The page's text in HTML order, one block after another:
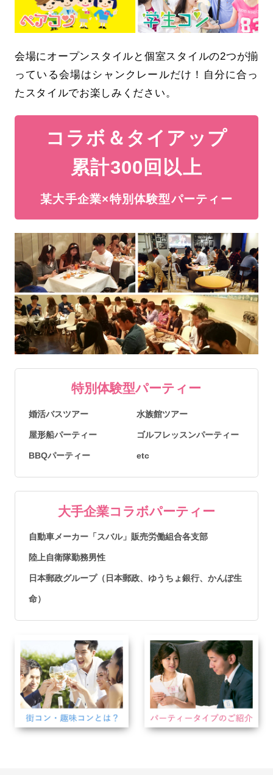
会場にオープンスタイルと個室スタイルの2つが揃
っている会場はシャンクレールだけ！自分に合っ
たスタイルでお楽しみください。
コラボ＆タイアップ
累計300回以上
某大手企業×特別体験型パーティー
特別体験型パーティー
婚活バスツアー 水族館ツアー
屋形船パーティー ゴルフレッスンパーティー
BBQパーティー etc
大手企業コラボパーティー
自動車メーカー「スバル」販売労働組合各支部
陸上自衛隊勤務男性
日本郵政グループ（日本郵政、ゆうちょ銀行、かんぽ生
命）